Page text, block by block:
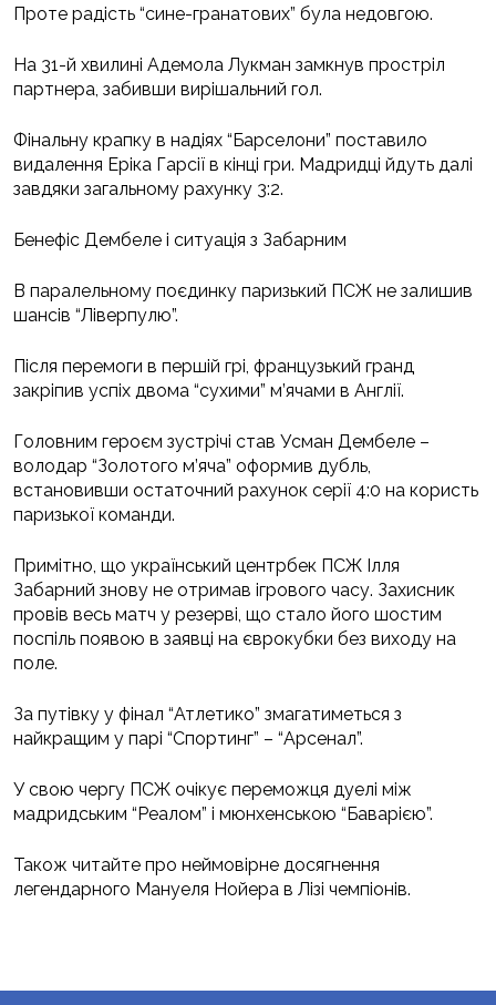
Проте радість “сине-гранатових” була недовгою.
На 31-й хвилині Адемола Лукман замкнув простріл
партнера, забивши вирішальний гол.
Фінальну крапку в надіях “Барселони” поставило
видалення Еріка Гарсії в кінці гри. Мадридці йдуть далі
завдяки загальному рахунку 3:2.
Бенефіс Дембеле і ситуація з Забарним
В паралельному поєдинку паризький ПСЖ не залишив
шансів “Ліверпулю”.
Після перемоги в першій грі, французький гранд
закріпив успіх двома “сухими” м’ячами в Англії.
Головним героєм зустрічі став Усман Дембеле –
володар “Золотого м’яча” оформив дубль,
встановивши остаточний рахунок серії 4:0 на користь
паризької команди.
Примітно, що український центрбек ПСЖ Ілля
Забарний знову не отримав ігрового часу. Захисник
провів весь матч у резерві, що стало його шостим
поспіль появою в заявці на єврокубки без виходу на
поле.
За путівку у фінал “Атлетико” змагатиметься з
найкращим у парі “Спортинг” – “Арсенал”.
У свою чергу ПСЖ очікує переможця дуелі між
мадридським “Реалом” і мюнхенською “Баварією”.
Також читайте про неймовірне досягнення
легендарного Мануеля Нойера в Лізі чемпіонів.